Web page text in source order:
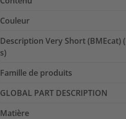
Couleur
Description Very Short (BMEcat)
s)
Famille de produits
GLOBAL PART DESCRIPTION
Matière